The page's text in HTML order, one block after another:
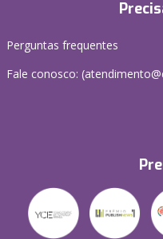
Perguntas frequentes
Fale conosco: